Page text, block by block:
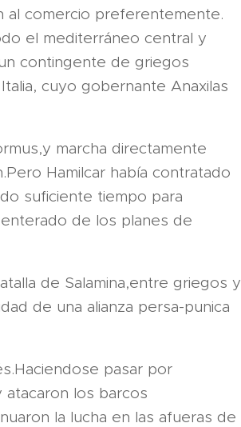
al comercio preferentemente.
el mediterráneo central y
contingente de griegos
cuyo gobernante Anaxilas
marcha directamente
Hamilcar había contratado
suficiente tiempo para
de los planes de
de Salamina,entre griegos y
de una alianza persa-punica
pasar por
atacaron los barcos
la lucha en las afueras de